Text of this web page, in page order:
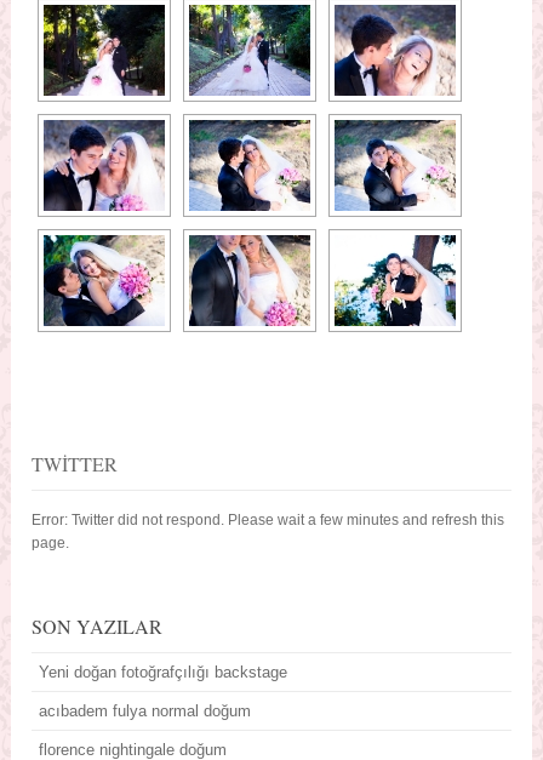
TWITTER
Error: Twitter did not respond. Please wait a few minutes and refresh this
page.
SON YAZILAR
Yeni doğan fotoğrafçılığı backstage
acıbadem fulya normal doğum
florence nightingale doğum